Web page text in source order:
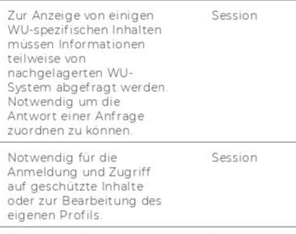
Stim­mung be­son­
Win­ter­häus­chen war­ten
ent­deckt zu wer­den.
18 Uhr
Zur Anzeige von einigen
WU-spezifischen Inhalten
müssen Informationen
teilweise von
nachgelagerten WU-
System abgefragt werden.
Notwendig um die
Antwort einer Anfrage
zuordnen zu können.
Session
Notwendig für die
Anmeldung und Zugriff
auf geschützte Inhalte
oder zur Bearbeitung des
eigenen Profils.
Session